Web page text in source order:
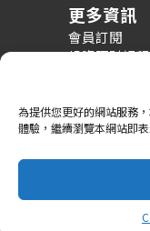
為提供您更好的網站服務
體驗，繼續瀏覽本網站即
更多資訊
會員訂閱
投資理財課程
整體財務規
Copyright ©